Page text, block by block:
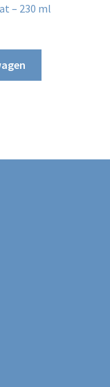
– 230 ml